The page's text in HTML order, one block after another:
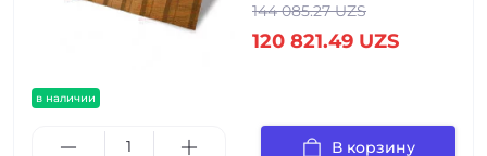
в наличии
144 085.27 UZS
120 821.49 UZS
В корзину